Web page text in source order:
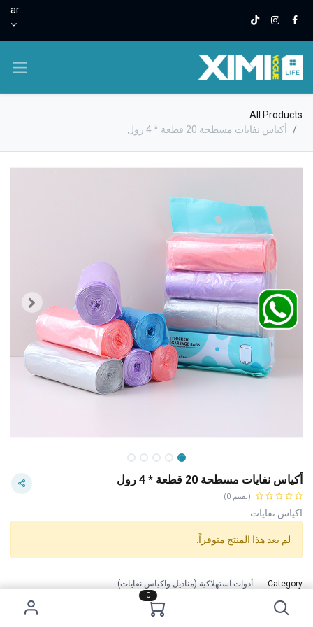
0
ar
All Products
أكياس نفايات مسطحة 20 قطعة * 4 رول
أكياس نفايات مسطحة 20 قطعة * 4 رول
(تقييم 0)
اكياس نفايات
لم يعد هذا المنتج متوفراً.
Category:
أدوات استهلاكية (مناديل واكياس نفايات)
الاستخدام :